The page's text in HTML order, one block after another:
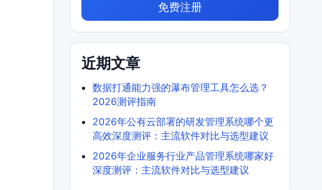
免费注册
近期文章
数据打通能力强的瀑布管理工具怎么选？
2026测评指南
2026年公有云部署的研发管理系统哪个更
高效深度测评：主流软件对比与选型建议
2026年企业服务行业产品管理系统哪家好
深度测评：主流软件对比与选型建议